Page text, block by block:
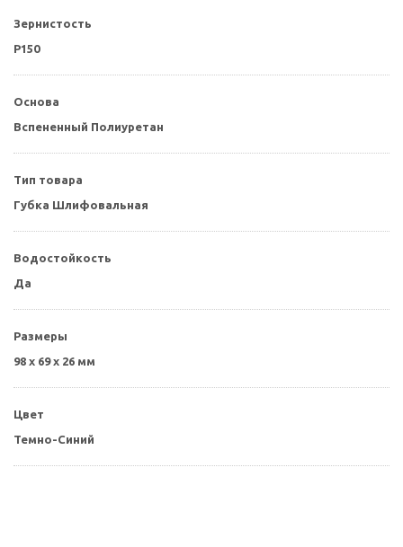
Зернистость
P150
Основа
Вспененный Полиуретан
Тип товара
Губка Шлифовальная
Водостойкость
Да
Размеры
98 x 69 x 26 мм
Цвет
Темно-Синий